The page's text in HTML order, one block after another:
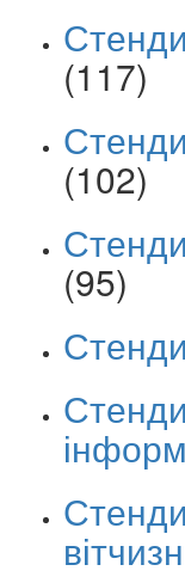
(117)
(102)
Стенди
(95)
Стенди